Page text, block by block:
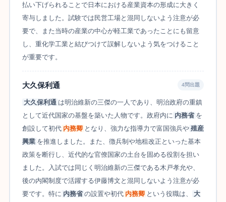
払い下げられることで日本における産業資本の形成に大きく
寄与しました。試験では民営工場と混同しないよう注意が必
要で、また当時の産業の中心が軽工業であったことにも留意
し、重化学工業と結びつけて誤解しないよう気をつけること
が重要です。
大久保利通 4問出題
大久保利通 は明治維新の三傑の一人であり、明治政府の重鎮
として近代国家の基盤を築いた人物です。政府内に 内務省 を
創設して初代 内務卿 となり、強力な指導力で富国強兵や 殖産
興業 を推進しました。また、徴兵制や地租改正といった基本
政策を断行し、近代的な官僚国家の土台を固める役割を担い
ました。入試では同じく明治維新の三傑である木戸孝允や、
後の内閣制度で活躍する伊藤博文と混同しないよう注意が必
要です。特に 内務省 の設置や初代 内務卿 という役職は、
大